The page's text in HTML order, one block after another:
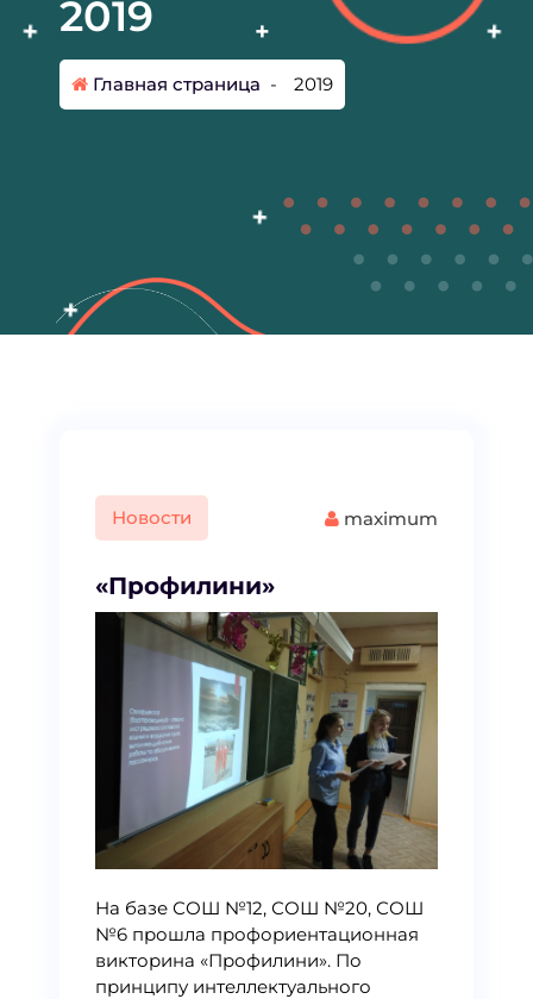
2019
Главная страница - 2019
Новости maximum
«Профилини»
На базе СОШ №12, СОШ №20, СОШ
№6 прошла профориентационная
викторина «Профилини». По
принципу интеллектуального